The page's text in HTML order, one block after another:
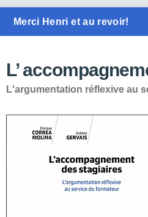
Merci Henri et au revoir!
L’
L'argumentation réflexive au